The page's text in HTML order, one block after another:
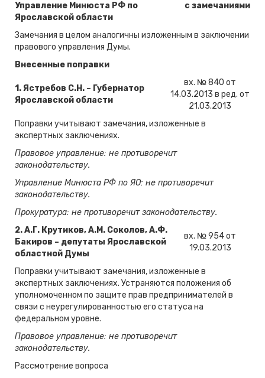
Управление Минюста РФ по
Ярославской области
с замечаниями
Замечания в целом аналогичны изложенным в заключении
правового управления Думы.
Внесенные поправки
1.Ястребов С.Н. – Губернатор
Ярославской области
вх. № 840 от
14.03.2013 в ред. от
21.03.2013
Поправки учитывают замечания, изложенные в
экспертных заключениях.
Правовое управление: не противоречит
законодательству.
Управление Минюста РФ по ЯО: не противоречит
законодательству.
Прокуратура: не противоречит законодательству.
2.А.Г. Крутиков, А.М. Соколов, А.Ф.
Бакиров – депутаты Ярославской
областной Думы
вх. № 954 от
19.03.2013
Поправки учитывают замечания, изложенные в
экспертных заключениях. Устраняются положения об
уполномоченном по защите прав предпринимателей в
связи с неурегулированностью его статуса на
федеральном уровне.
Правовое управление: не противоречит
законодательству.
Рассмотрение вопроса